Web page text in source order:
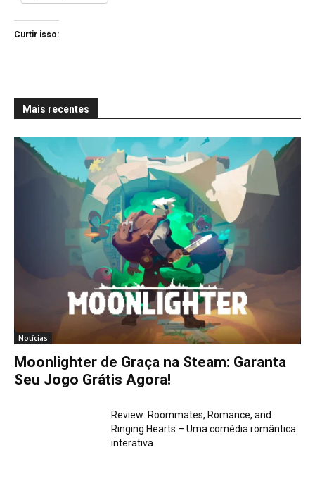
Curtir isso:
Mais recentes
Notícias
Moonlighter de Graça na Steam: Garanta
Seu Jogo Grátis Agora!
Review: Roommates, Romance, and
Ringing Hearts – Uma comédia romântica
interativa